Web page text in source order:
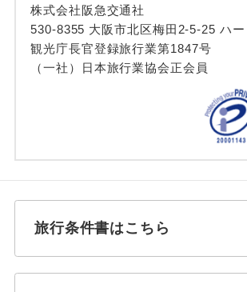
株式会社阪急交通社
530-8355 大阪市北区梅田2-5-25 ハ
観光庁長官登録旅行業第1847号
（一社）日本旅行業協会正会員
旅行条件書はこちら